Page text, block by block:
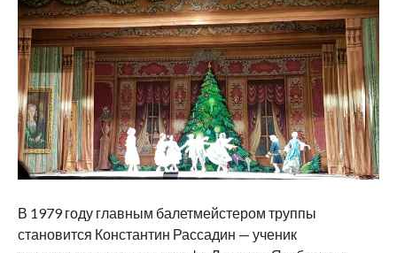
В 1979 году главным балетмейстером труппы
становится Константин Рассадин — ученик